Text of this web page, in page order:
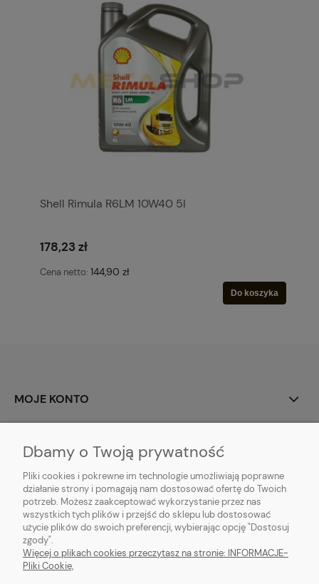
Shell Rimula R6LM 10W40 5l
178,23 zł
Cena netto: 144,90 zł
Do koszyka
MOJE KONTO
POMOC
INFORMACJE
O NAS
Dbamy o Twoją prywatność
Pliki cookies i pokrewne im technologie umożliwiają poprawne
działanie strony i pomagają nam dostosować ofertę do Twoich
potrzeb. Możesz zaakceptować wykorzystanie przez nas
wszystkich tych plików i przejść do sklepu lub dostosować
użycie plików do swoich preferencji, wybierając opcję "Dostosuj
zgody".
Więcej o plikach cookies przeczytasz na stronie: INFORMACJE-
Pliki Cookie,